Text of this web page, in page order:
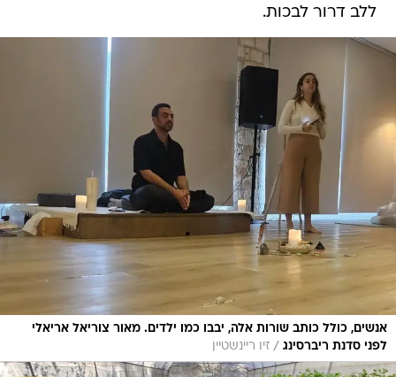
ללב דרור לבכות.
אנשים, כולל כותב שורות אלה, יבבו כמו ילדים. מאור צוריאל אריאלי
לפני סדנת ריברסינג / זיו ריינשטיין